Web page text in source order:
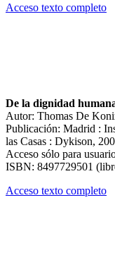
Acceso texto completo
De la dignidad
Autor: Thomas De
Publicación: Madrid :
las Casas : Dykison,
Acceso sólo para
ISBN: 8497729501
Acceso texto completo